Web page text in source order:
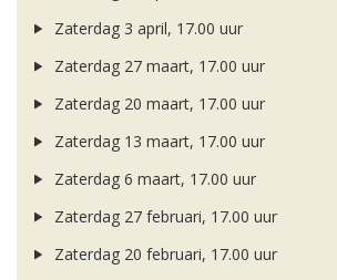
Zaterdag 3 april, 17.00 uur
Zaterdag 27 maart, 17.00 uur
Zaterdag 20 maart, 17.00 uur
Zaterdag 13 maart, 17.00 uur
Zaterdag 6 maart, 17.00 uur
Zaterdag 27 februari, 17.00 uur
Zaterdag 20 februari, 17.00 uur